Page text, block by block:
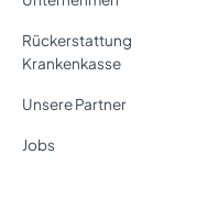
Rückerstattung
Krankenkasse
Unsere Partner
Jobs